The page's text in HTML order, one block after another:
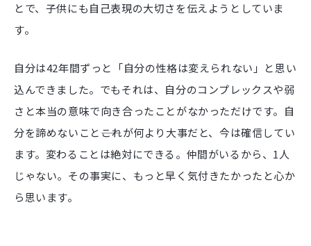
とで、子供にも自己表現の大切さを伝えようとしていま
す。
自分は42年間ずっと「自分の性格は変えられない」と思い
込んできました。でもそれは、自分のコンプレックスや弱
さと本当の意味で向き合ったことがなかっただけです。自
分を諦めないこと――これが何より大事だと、今は確信してい
ます。変わることは絶対にできる。仲間がいるから、1人
じゃない。その事実に、もっと早く気付きたかったと心か
ら思います。